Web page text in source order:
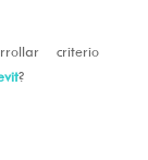
criterio
?